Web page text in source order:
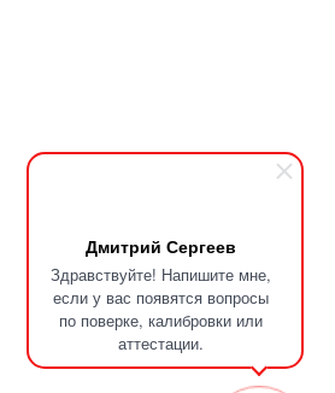
Дмитрий Сергеев
Здравствуйте! Напишите мне,
если у вас появятся вопросы
по поверке, калибровки или
аттестации.